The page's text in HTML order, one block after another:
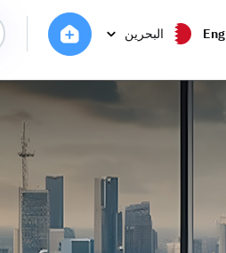
البحرين